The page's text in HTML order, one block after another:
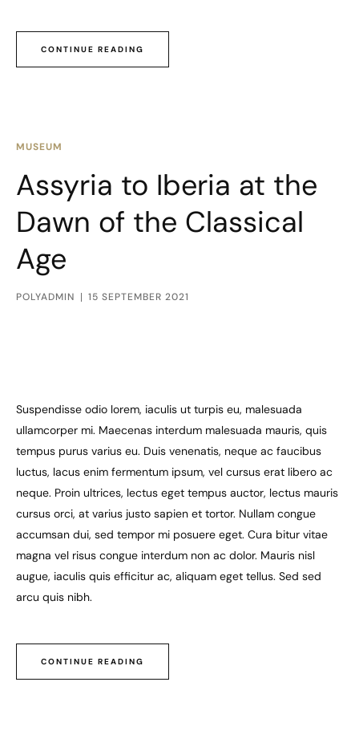
CONTINUE READING
MUSEUM
Assyria to Iberia at the
Dawn of the Classical
Age
POLYADMIN 15 SEPTEMBER 2021
Suspendisse odio lorem, iaculis ut turpis eu, malesuada
ullamcorper mi. Maecenas interdum malesuada mauris, quis
tempus purus varius eu. Duis venenatis, neque ac faucibus
luctus, lacus enim fermentum ipsum, vel cursus erat libero ac
neque. Proin ultrices, lectus eget tempus auctor, lectus mauris
cursus orci, at varius justo sapien et tortor. Nullam congue
accumsan dui, sed tempor mi posuere eget. Cura bitur vitae
magna vel risus congue interdum non ac dolor. Mauris nisl
augue, iaculis quis efficitur ac, aliquam eget tellus. Sed sed
arcu quis nibh.
CONTINUE READING